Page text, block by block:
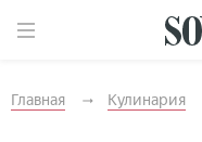
Главная Кулинария